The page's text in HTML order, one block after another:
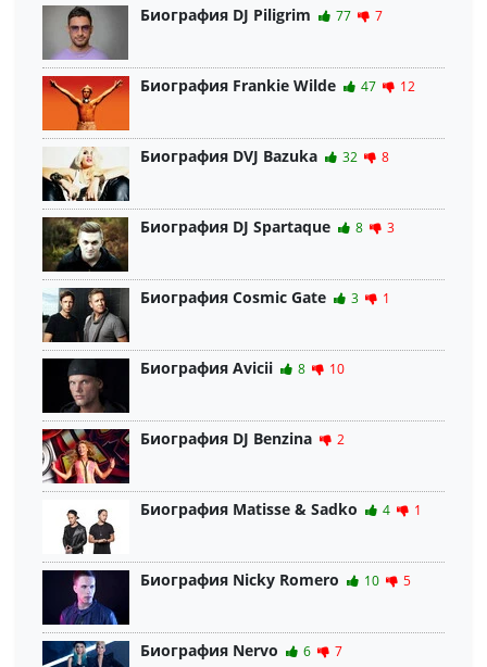
Биография DJ Piligrim 77 7
Биография Frankie Wilde 47 12
Биография DVJ Bazuka 32 8
Биография DJ Spartaque 8 3
Биография Cosmic Gate 3 1
Биография Avicii 8 10
Биография DJ Benzina 2
Биография Matisse & Sadko 4 1
Биография Nicky Romero 10 5
Биография Nervo 6 7